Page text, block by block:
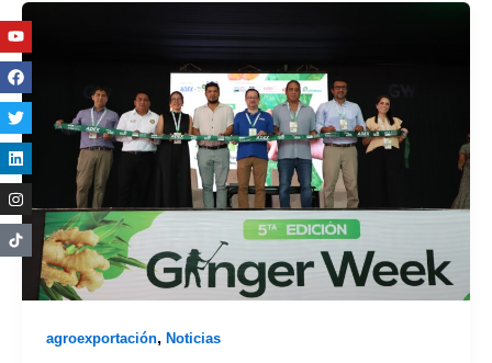
agroexportación, Noticias
Youtube
Facebook
Twitter
Linkedin
Instagram